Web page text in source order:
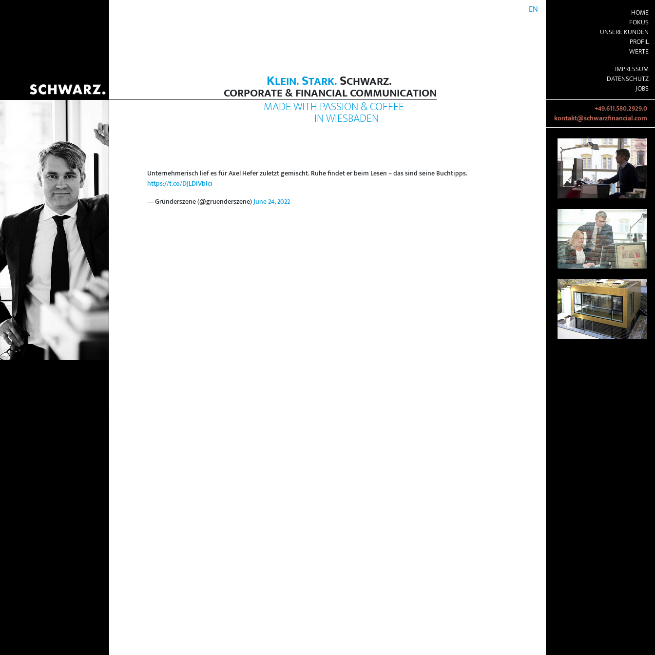
KLEIN.STARK.SCHWARZ.
CORPORATE & FINANCIAL COMMUNICATION
EN
HOME
FOKUS
UNSERE KUNDEN
PROFIL
WERTE
IMPRESSUM
DATENSCHUTZ
JOBS
MADE WITH PASSION & COFFEE
IN WIESBADEN
Unternehmerisch lief es für Axel Hefer zuletzt gemischt. Ruhe findet er beim Lesen – das sind seine Buchtipps.
https://t.co/DJLDIVbIci
— Gründerszene (@gruenderszene)June 24, 2022
+49.611.580.2929.0
kontakt@schwarzfinancial.com